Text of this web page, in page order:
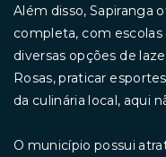
Além disso, Sapiranga
completa, com
diversas opções de
Rosas, praticar
da culinária local, aqui
O município possui